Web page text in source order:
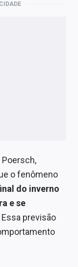
o fenômeno
do inverno
e se
Essa previsão